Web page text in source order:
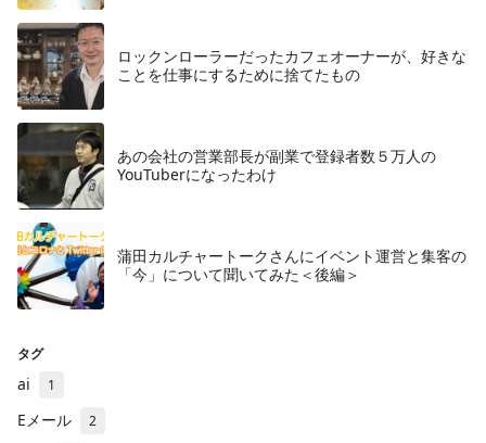
ロックンローラーだったカフェオーナーが、好きな
ことを仕事にするために捨てたもの
あの会社の営業部長が副業で登録者数５万人の
YouTuberになったわけ
蒲田カルチャートークさんにイベント運営と集客の
「今」について聞いてみた＜後編＞
タグ
ai 1
Eメール 2